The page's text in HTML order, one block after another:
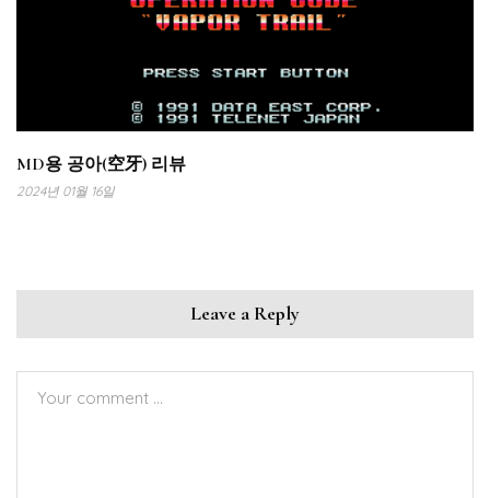
MD용 공아(空牙) 리뷰
2024년 01월 16일
Leave a Reply